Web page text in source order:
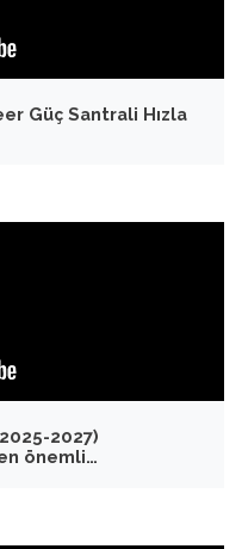
Güç Santrali Hızla
2027)
önemli